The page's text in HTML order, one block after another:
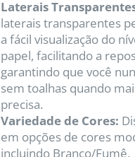
Laterais
laterais transparentes
a fácil visualização do
papel, facilitando a
garantindo que você
sem toalhas quando
precisa.
Variedade de Cores:
em opções de cores
incluindo Branco/Fumê,